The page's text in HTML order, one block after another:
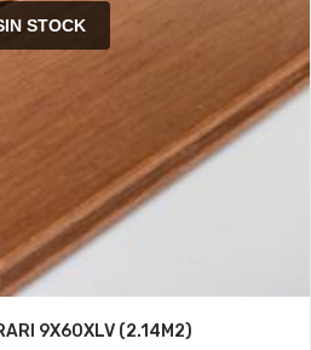
STOCK
9X60XLV (2.14M2)